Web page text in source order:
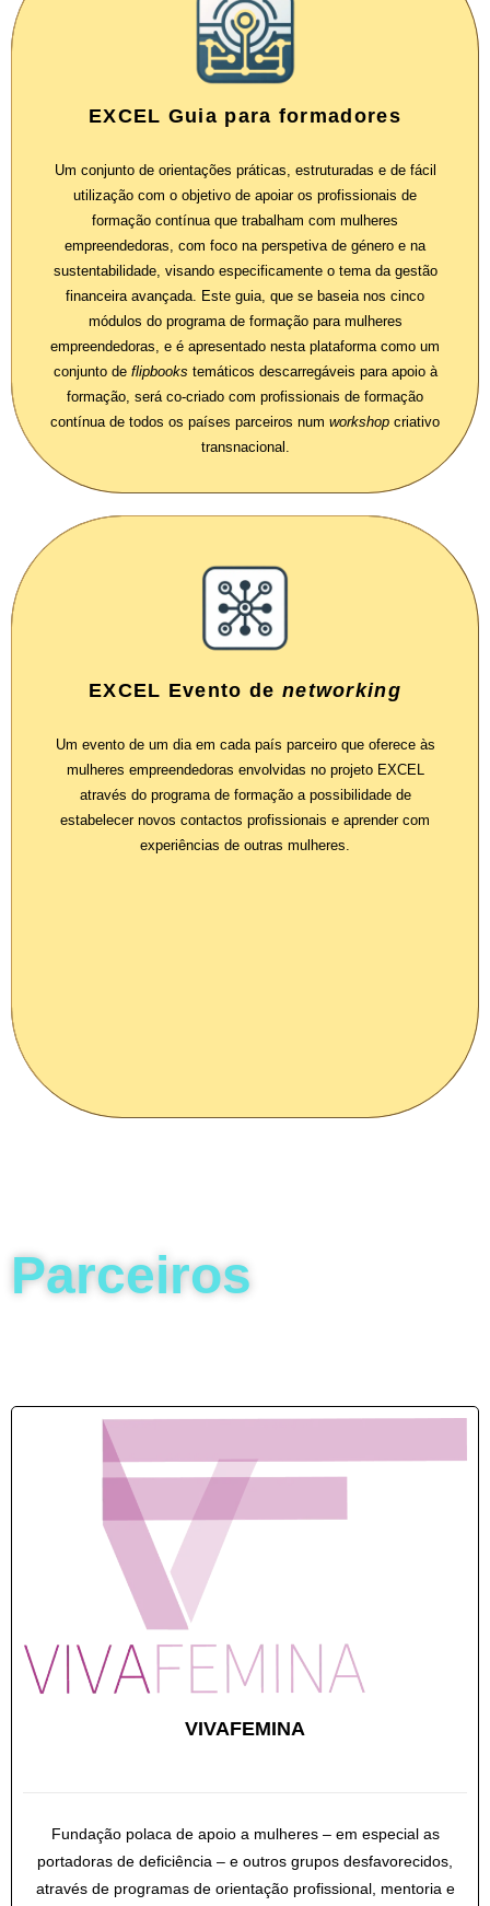
EXCEL Guia para formadores
Um conjunto de orientações práticas, estruturadas e de fácil
utilização com o objetivo de apoiar os profissionais de
formação contínua que trabalham com mulheres
empreendedoras, com foco na perspetiva de género e na
sustentabilidade, visando especificamente o tema da gestão
financeira avançada. Este guia, que se baseia nos cinco
módulos do programa de formação para mulheres
empreendedoras, e é apresentado nesta plataforma como um
conjunto de flipbooks temáticos descarregáveis para apoio à
formação, será co-criado com profissionais de formação
contínua de todos os países parceiros num workshop criativo
transnacional.
EXCEL Evento de networking
Um evento de um dia em cada país parceiro que oferece às
mulheres empreendedoras envolvidas no projeto EXCEL
através do programa de formação a possibilidade de
estabelecer novos contactos profissionais e aprender com
experiências de outras mulheres.
Parceiros
VIVAFEMINA
Fundação polaca de apoio a mulheres – em especial as
portadoras de deficiência – e outros grupos desfavorecidos,
através de programas de orientação profissional, mentoria e